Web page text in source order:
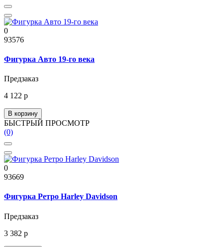
0
93576
Фигурка Авто 19-го века
Предзаказ
4 122 р
В корзину
БЫСТРЫЙ ПРОСМОТР
(0)
0
93669
Фигурка Ретро Harley Davidson
Предзаказ
3 382 р